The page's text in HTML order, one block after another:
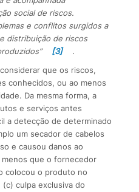
social de riscos.
e conflitos surgidos a
distribuição de riscos
[3]
.
que os riscos,
conhecidos, ou ao menos
Da mesma forma, a
e serviços antes
a detecção de determinado
um secador de cabelos
e causou danos ao
que o fornecedor
colocou o produto no
culpa exclusiva do